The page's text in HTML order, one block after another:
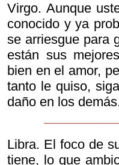
Virgo. Aunque
conocido y ya
se arriesgue para
están sus
bien en el amor,
tanto le quiso,
daño en los
Libra. El foco de
tiene, lo que